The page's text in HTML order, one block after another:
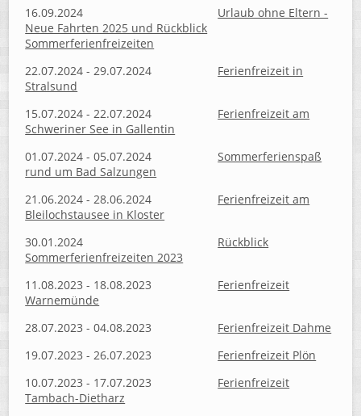
16.09.2024
Urlaub ohne Eltern -
Neue Fahrten 2025 und Rückblick
Sommerferienfreizeiten
22.07.2024 - 29.07.2024
Ferienfreizeit in
Stralsund
15.07.2024 - 22.07.2024
Ferienfreizeit am
Schweriner See in Gallentin
01.07.2024 - 05.07.2024
Sommerferienspaß
rund um Bad Salzungen
21.06.2024 - 28.06.2024
Ferienfreizeit am
Bleilochstausee in Kloster
30.01.2024
Rückblick
Sommerferienfreizeiten 2023
11.08.2023 - 18.08.2023
Ferienfreizeit
Warnemünde
28.07.2023 - 04.08.2023
Ferienfreizeit Dahme
19.07.2023 - 26.07.2023
Ferienfreizeit Plön
10.07.2023 - 17.07.2023
Ferienfreizeit
Tambach-Dietharz